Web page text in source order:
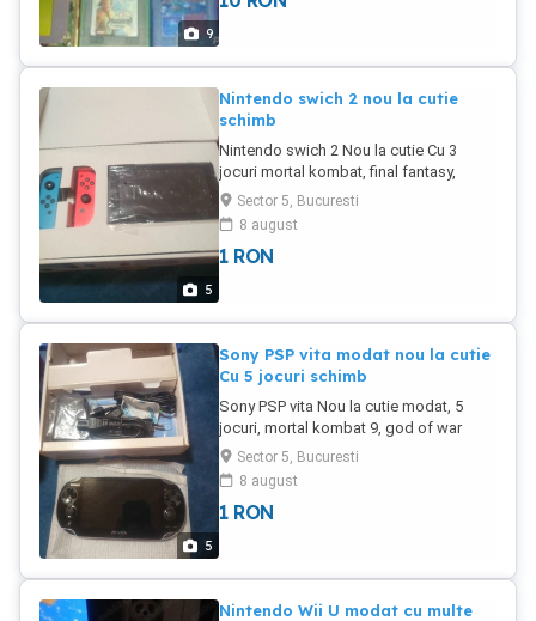
9
5
Nintendo swich 2 nou la cutie
schimb
Nintendo swich 2 Nou la cutie Cu 3
jocuri mortal kombat, final fantasy,
pokemon
Sector 5, Bucuresti
8 august
1 RON
5
Sony PSP vita modat nou la cutie
Cu 5 jocuri schimb
Sony PSP vita Nou la cutie modat, 5
jocuri, mortal kombat 9, god of war
collection,unit 13, Ray Man,sly 1, 2
Sector 5, Bucuresti
8 august
1 RON
Nintendo Wii U modat cu multe